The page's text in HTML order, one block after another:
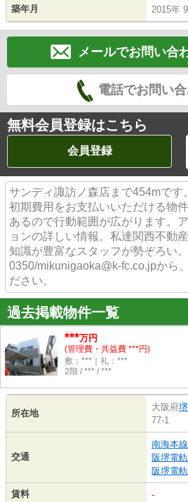
築年月 2015年
メールでお問い合
電話でお問い
無料会員登録はこちら
会員登録
サンディ諏訪ノ森店まで454mです
初期費用をお支払いいただける物
あるので行動範囲が広がります。
ョンの詳しい情報。私達関西不動
知識が豊富なスタッフが勢ぞろい
0350/mikunigaoka@k-fc.co.jpから
ださい。
過去掲載物件一覧
***万円
(管理費・共益費 ***円)
敷：***｜礼：***
2階 / *** / ***
所在地
大阪府
77-1
交通
南海本線
阪堺電
阪堺電
賃料 -